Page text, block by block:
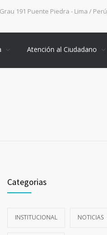
191 Puente Piedra - Lima / Perú
Atención al Ciudadano
Categorias
INSTITUCIONAL NOTICIAS